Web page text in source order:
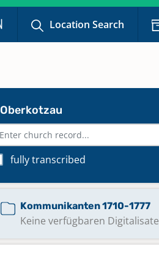
Location Search
Oberkotzau
fully transcribed
Trauungen 1831-1888
Bestattungen 1585-1708
Bestattungen 1867-1892
Bestattungen 1892-1918
Kommunikanten 1710-1777
Keine verfügbaren Digitalisate